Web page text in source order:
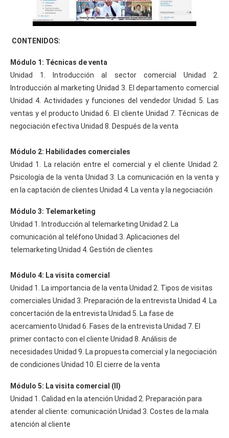
CONTENIDOS:
Módulo 1: Técnicas de venta
Unidad 1. Introducción al sector comercial Unidad 2.
Introducción al marketing Unidad 3. El departamento comercial
Unidad 4. Actividades y funciones del vendedor Unidad 5. Las
ventas y el producto Unidad 6. El cliente Unidad 7. Técnicas de
negociación efectiva Unidad 8. Después de la venta
Módulo 2: Habilidades comerciales
Unidad 1. La relación entre el comercial y el cliente Unidad 2.
Psicología de la venta Unidad 3. La comunicación en la venta y
en la captación de clientes Unidad 4. La venta y la negociación
Módulo 3: Telemarketing
Unidad 1. Introducción al telemarketing Unidad 2. La
comunicación al teléfono Unidad 3. Aplicaciones del
telemarketing Unidad 4. Gestión de clientes
Módulo 4: La visita comercial
Unidad 1. La importancia de la venta Unidad 2. Tipos de visitas
comerciales Unidad 3. Preparación de la entrevista Unidad 4. La
concertación de la entrevista Unidad 5. La fase de
acercamiento Unidad 6. Fases de la entrevista Unidad 7. El
primer contacto con el cliente Unidad 8. Análisis de
necesidades Unidad 9. La propuesta comercial y la negociación
de condiciones Unidad 10. El cierre de la venta
Módulo 5: La visita comercial (II)
Unidad 1. Calidad en la atención Unidad 2. Preparación para
atender al cliente: comunicación Unidad 3. Costes de la mala
atención al cliente